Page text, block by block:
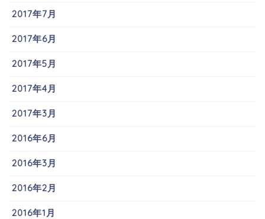
2017年7月
2017年6月
2017年5月
2017年4月
2017年3月
2016年6月
2016年3月
2016年2月
2016年1月